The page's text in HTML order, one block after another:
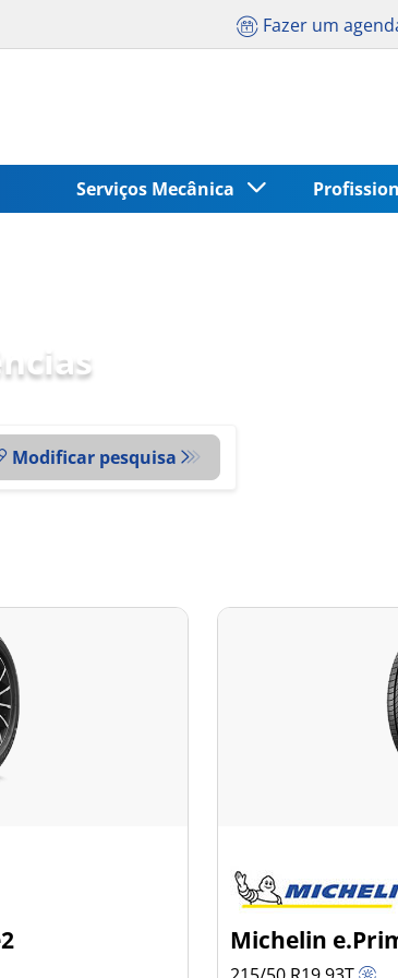
Fazer um
Serviços Mecânica
Modificar pesquisa
Michelin